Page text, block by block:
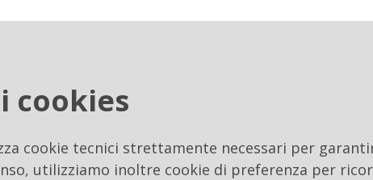
Relazione Semestrale al 30 giugno 2021
cookies
cookie tecnici strettamente necessari per
utilizziamo inoltre cookie di preferenza per